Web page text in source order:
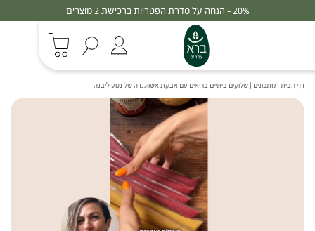
30% - הנחה על סדרת הפטריות ברכישת 3 מוצרים
דף הבית | מתכונים | שלוקים ביתיים בריאים עם אבקת אשווגנדה של נטע ליבנה